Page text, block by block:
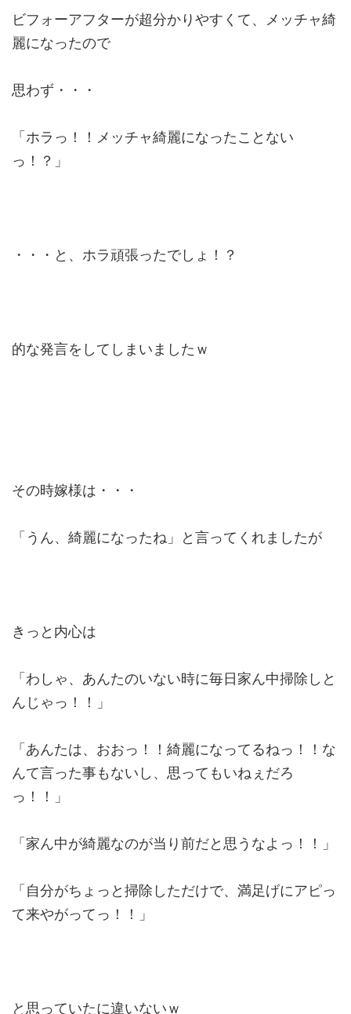
ビフォーアフターが超分かりやすくて、メッチャ綺
麗になったので
思わず・・・
「ホラっ！！メッチャ綺麗になったことない
っ！？」
・・・と、ホラ頑張ったでしょ！？
的な発言をしてしまいましたｗ
その時嫁様は・・・
「うん、綺麗になったね」と言ってくれましたが
きっと内心は
「わしゃ、あんたのいない時に毎日家ん中掃除しと
んじゃっ！！」
「あんたは、おおっ！！綺麗になってるねっ！！な
んて言った事もないし、思ってもいねぇだろ
っ！！」
「家ん中が綺麗なのが当り前だと思うなよっ！！」
「自分がちょっと掃除しただけで、満足げにアピっ
て来やがってっ！！」
と思っていたに違いないｗ